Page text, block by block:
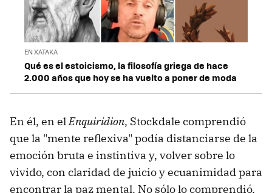
EN XATAKA
Qué es el estoicismo, la filosofía griega de hace
2.000 años que hoy se ha vuelto a poner de moda
En él, en elEnquiridion, Stockdale comprendió
que la "mente reflexiva" podía distanciarse de la
emoción bruta e instintiva y, volver sobre lo
vivido, con claridad de juicio y ecuanimidad para
encontrar la paz mental. No sólo lo comprendió,